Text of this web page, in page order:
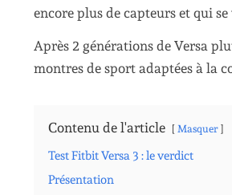
encore plus de capteurs et qui
Après 2 générations de Versa
montres de sport adaptées à la
Contenu de l'article Masquer
Test Fitbit Versa 3 : le verdict
Présentation